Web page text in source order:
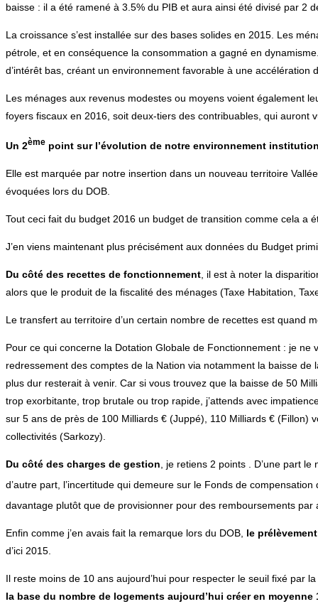
baisse : il a été ramené à 3.5% du PIB et aura ainsi été divisé par 2
La croissance s’est installée sur des bases solides en 2015. Les
pétrole, et en conséquence la consommation a gagné en
d’intérêt bas, créant un environnement favorable à une accélération
Les ménages aux revenus modestes ou moyens voient également
foyers fiscaux en 2016, soit deux-tiers des contribuables, qui auront
Un 2ème point sur l’évolution de notre environnement
Elle est marquée par notre insertion dans un nouveau territoire
évoquées lors du DOB.
Tout ceci fait du budget 2016 un budget de transition comme cela a
J’en viens maintenant plus précisément aux données du Budget
Du côté des recettes de fonctionnement , il est à noter la
alors que le produit de la fiscalité des ménages (Taxe Habitation,
Le transfert au territoire d’un certain nombre de recettes est quand
Pour ce qui concerne la Dotation Globale de Fonctionnement : je
redressement des comptes de la Nation via notamment la baisse
plus dur resterait à venir. Car si vous trouvez que la baisse de 50
trop exorbitante, trop brutale ou trop rapide, j’attends avec
sur 5 ans de près de 100 Milliards € (Juppé), 110 Milliards € (Fillon)
collectivités (Sarkozy).
Du côté des charges de gestion , je retiens 2 points . D’une part
d’autre part, l’incertitude qui demeure sur le Fonds de
davantage plutôt que de provisionner pour des remboursements par
Enfin comme j’en avais fait la remarque lors du DOB, le
d’ici 2015.
Il reste moins de 10 ans aujourd’hui pour respecter le seuil fixé par
la base du nombre de logements aujourd’hui créer en